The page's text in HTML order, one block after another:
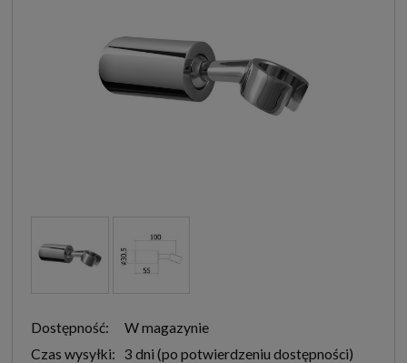
Dostępność:
W magazynie
Czas wysyłki: 3 dni